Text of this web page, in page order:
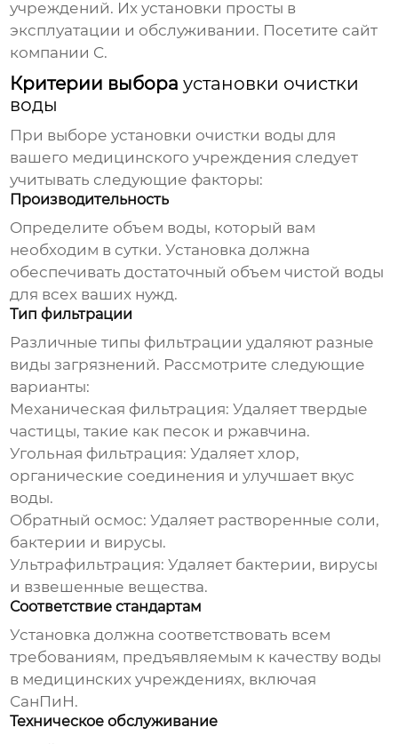
учреждений. Их установки просты в
эксплуатации и обслуживании. Посетите сайт
компании C.
Критерии выбораустановки очистки
воды
При выбореустановки очистки воды для
вашего медицинского учреждения следует
учитывать следующие факторы:
Производительность
Определите объем воды, который вам
необходим в сутки. Установка должна
обеспечивать достаточный объем чистой воды
для всех ваших нужд.
Тип фильтрации
Различные типы фильтрации удаляют разные
виды загрязнений. Рассмотрите следующие
варианты:
Механическая фильтрация: Удаляет твердые
частицы, такие как песок и ржавчина.
Угольная фильтрация: Удаляет хлор,
органические соединения и улучшает вкус
воды.
Обратный осмос: Удаляет растворенные соли,
бактерии и вирусы.
Ультрафильтрация: Удаляет бактерии, вирусы
и взвешенные вещества.
Соответствие стандартам
Установка должна соответствовать всем
требованиям, предъявляемым к качеству воды
в медицинских учреждениях, включая
СанПиН.
Техническое обслуживание